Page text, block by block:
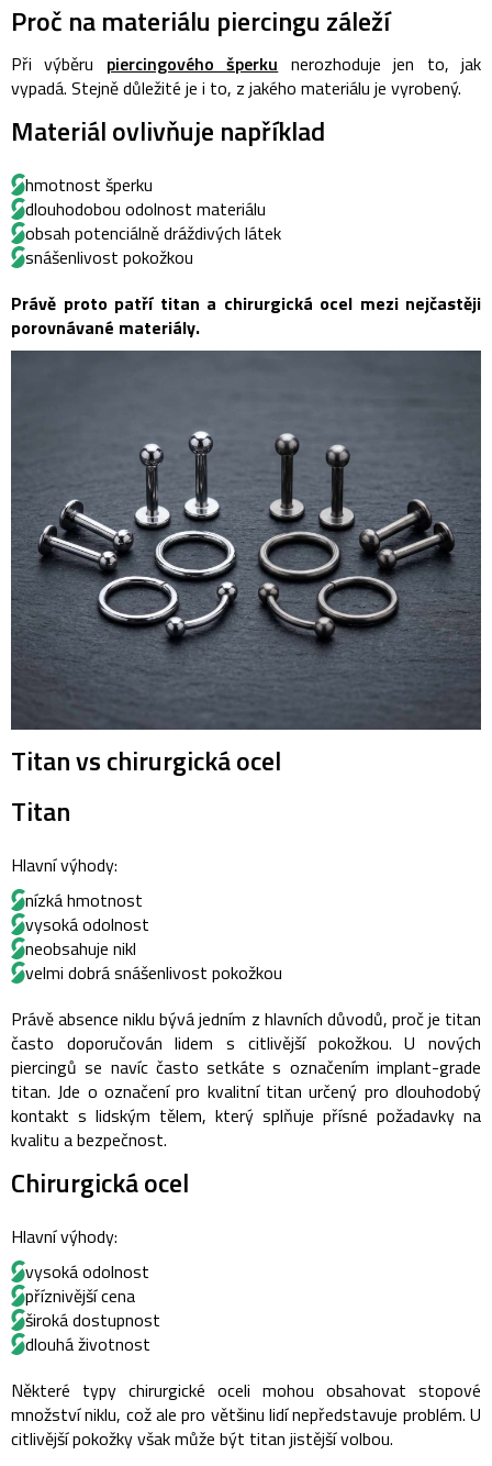
Proč na materiálu piercingu záleží
Při výběru piercingového šperku nerozhoduje jen to, jak
vypadá. Stejně důležité je i to, z jakého materiálu je vyrobený.
Materiál ovlivňuje například
hmotnost šperku
dlouhodobou odolnost materiálu
obsah potenciálně dráždivých látek
snášenlivost pokožkou
Právě proto patří titan a chirurgická ocel mezi nejčastěji
porovnávané materiály.
Titan vs chirurgická ocel
Titan
Hlavní výhody:
nízká hmotnost
vysoká odolnost
neobsahuje nikl
velmi dobrá snášenlivost pokožkou
Právě absence niklu bývá jedním z hlavních důvodů, proč je titan
často doporučován lidem s citlivější pokožkou. U nových
piercingů se navíc často setkáte s označením implant-grade
titan. Jde o označení pro kvalitní titan určený pro dlouhodobý
kontakt s lidským tělem, který splňuje přísné požadavky na
kvalitu a bezpečnost.
Chirurgická ocel
Hlavní výhody:
vysoká odolnost
příznivější cena
široká dostupnost
dlouhá životnost
Některé typy chirurgické oceli mohou obsahovat stopové
množství niklu, což ale pro většinu lidí nepředstavuje problém. U
citlivější pokožky však může být titan jistější volbou.